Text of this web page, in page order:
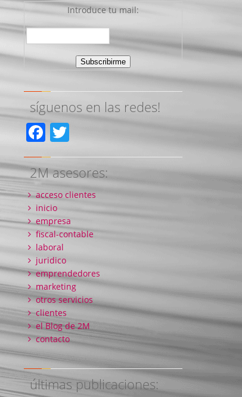
Introduce tu mail:
síguenos en las redes!
Facebook
Twitter
2M asesores:
acceso clientes
inicio
empresa
fiscal-contable
laboral
juridico
emprendedores
marketing
otros servicios
clientes
el Blog de 2M
contacto
últimas publicaciones: